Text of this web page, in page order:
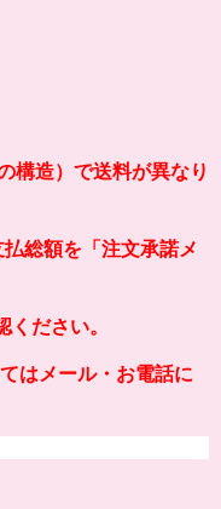
構造） で送料が異なり
総額を「注文承諾メ
ださい。
はメール・お電話に